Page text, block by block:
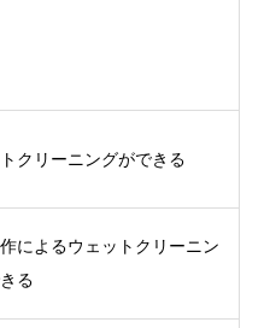
クリーニングができる
によるウェットクリーニン
る